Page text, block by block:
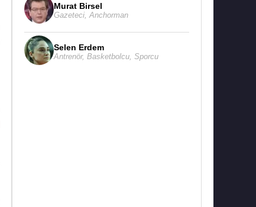
Murat Birsel
Gazeteci Anchorman
Selen Erdem
Antrenör, Basketbolcu Sporcu